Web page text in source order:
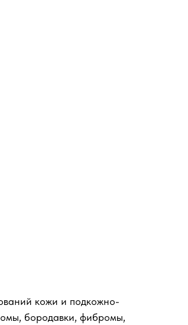
кожи и подкожно-
бородавки, фибромы,